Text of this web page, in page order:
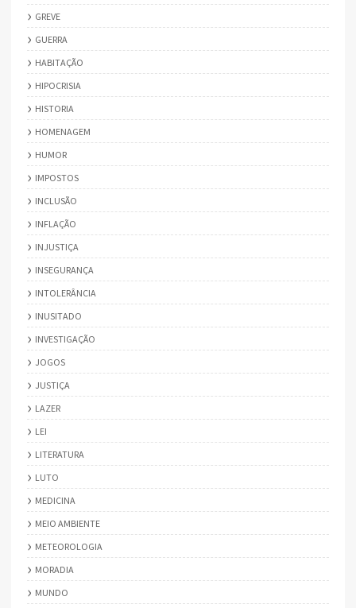
GREVE
GUERRA
HABITAÇÃO
HIPOCRISIA
HISTORIA
HOMENAGEM
HUMOR
IMPOSTOS
INCLUSÃO
INFLAÇÃO
INJUSTIÇA
INSEGURANÇA
INTOLERÂNCIA
INUSITADO
INVESTIGAÇÃO
JOGOS
JUSTIÇA
LAZER
LEI
LITERATURA
LUTO
MEDICINA
MEIO AMBIENTE
METEOROLOGIA
MORADIA
MUNDO